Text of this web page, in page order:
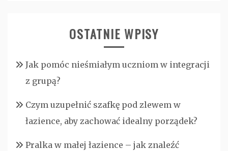
OSTATNIE WPISY
Jak pomóc nieśmiałym uczniom w integracji
z grupą?
Czym uzupełnić szafkę pod zlewem w
łazience, aby zachować idealny porządek?
Pralka w małej łazience – jak znaleźć